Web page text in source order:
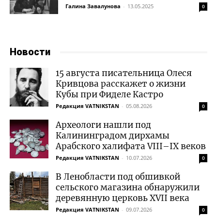
Галина Завалунова - 13.05.2025 0
Новости
15 августа писательница Олеся
Кривцова расскажет о жизни
Кубы при Фиделе Кастро
Редакция VATNIKSTAN - 05.08.2026 0
Археологи нашли под
Калининградом дирхамы
Арабского халифата VIII–IX веков
Редакция VATNIKSTAN - 10.07.2026 0
В Ленобласти под обшивкой
сельского магазина обнаружили
деревянную церковь XVII века
Редакция VATNIKSTAN - 09.07.2026 0